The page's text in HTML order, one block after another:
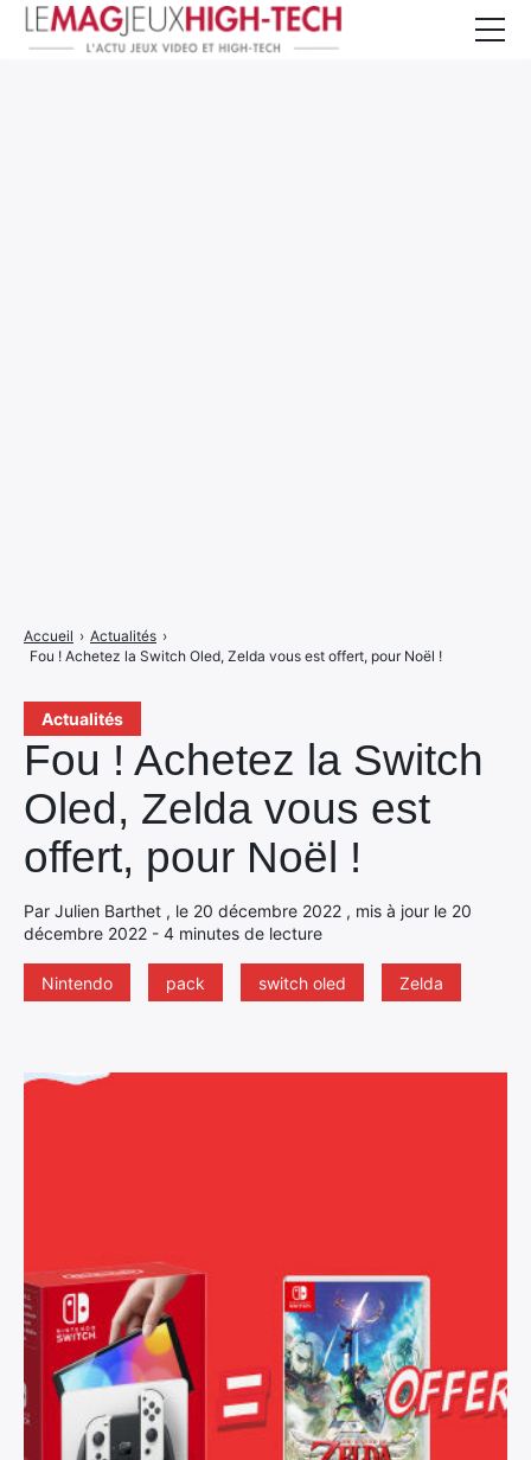
Actualités
Fou ! Achetez la Switch
Oled, Zelda vous est
offert, pour Noël !
Par Julien Barthet , le 20 décembre 2022 , mis à jour le 20
décembre 2022 - 4 minutes de lecture
Nintendo pack switch oled Zelda
Accueil › Actualités ›
Fou ! Achetez la Switch Oled, Zelda vous est offert, pour Noël !